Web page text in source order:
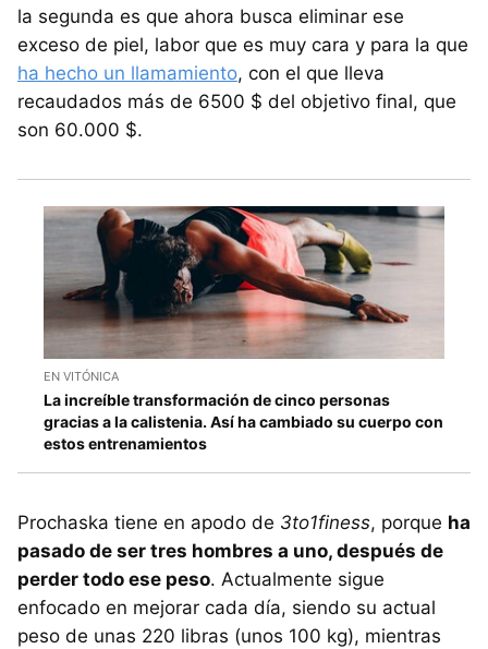
la segunda es que ahora busca eliminar ese
exceso de piel, labor que es muy cara y para la que
ha hecho un llamamiento, con el que lleva
recaudados más de 6500 $ del objetivo final, que
son 60.000 $.
EN VITÓNICA
La increíble transformación de cinco personas
gracias a la calistenia. Así ha cambiado su cuerpo con
estos entrenamientos
Prochaska tiene en apodo de 3to1finess, porque ha
pasado de ser tres hombres a uno, después de
perder todo ese peso. Actualmente sigue
enfocado en mejorar cada día, siendo su actual
peso de unas 220 libras (unos 100 kg), mientras